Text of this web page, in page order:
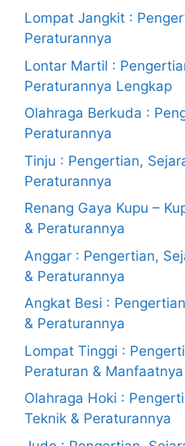
Lompat Jangkit :
Peraturannya
Lontar Martil :
Peraturannya Lengkap
Olahraga Berkuda :
Peraturannya
Tinju : Pengertian,
Peraturannya
Renang Gaya Kupu –
& Peraturannya
Anggar : Pengertian,
& Peraturannya
Angkat Besi :
& Peraturannya
Lompat Tinggi :
Peraturan & Manfaatnya
Olahraga Hoki :
Teknik & Peraturannya